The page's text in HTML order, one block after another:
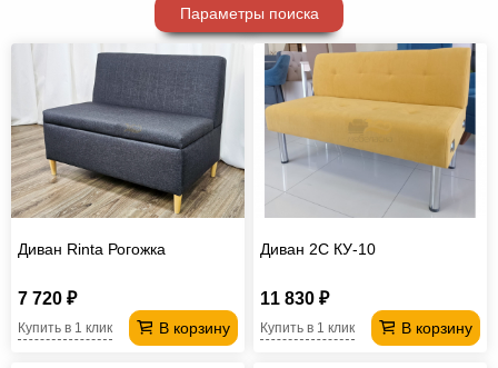
гостиную
для
прихожей
Столы
Комоды
Офисная
мебель
Столы
под
компьютер
Мебель
для
Мебель
Кресла-
Параметры поиска
Диван Rinta Рогожка
7 720 ₽
В корзину
Купить в 1 клик
Диван 2С КУ-10
11 830 ₽
В корзину
Купить в 1 клик